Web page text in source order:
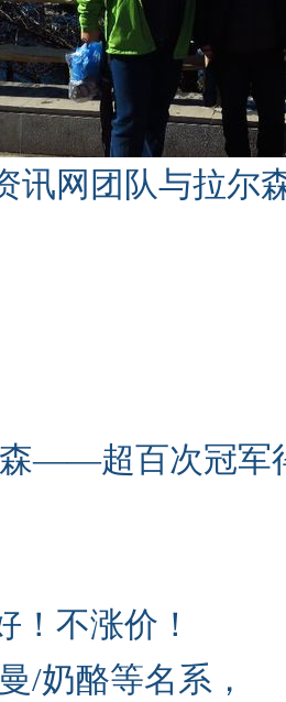
讯网团队与拉尔
森——超百次冠军
！不涨价！
/奶酪等名系，